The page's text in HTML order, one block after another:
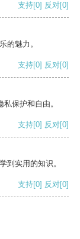
支持[0] 反对[0]
的魅力。
支持[0] 反对[0]
保护和自由。
支持[0] 反对[0]
到实用的知识。
支持[0] 反对[0]